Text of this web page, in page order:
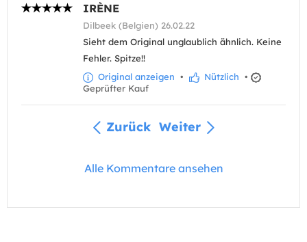
IRÈNE
Dilbeek (Belgien) 26.02.22
Sieht dem Original unglaublich ähnlich. Keine
Fehler. Spitze!!
Original anzeigen • Nützlich •
Geprüfter Kauf
Zurück Weiter
Alle Kommentare ansehen